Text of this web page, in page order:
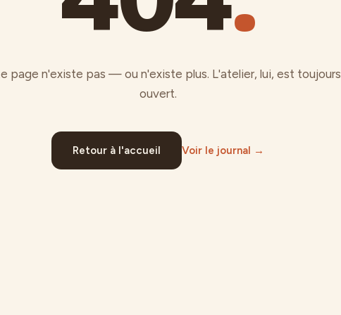
page n'existe pas — ou n'existe plus. L'atelier, lui, est toujours
ouvert.
Retour à l'accueil Voir le journal →